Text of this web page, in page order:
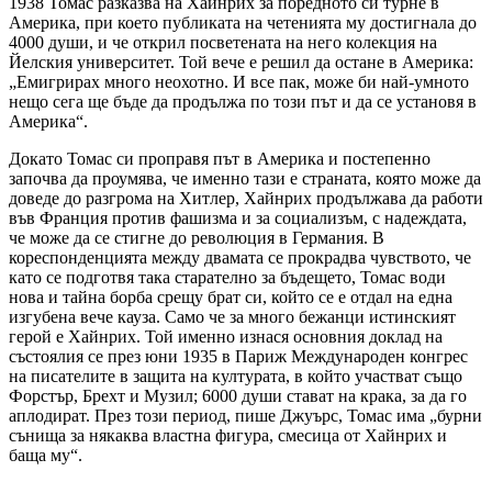
Америка, при което публиката на четенията му достигнала до
4000 души, и че открил посветената на него колекция на
Йелския университет. Той вече е решил да остане в Америка:
„Емигрирах много неохотно. И все пак, може би най-умното
нещо сега ще бъде да продължа по този път и да се установя в
Америка“.
Докато Томас си проправя път в Америка и постепенно
започва да проумява, че именно тази е страната, която може да
доведе до разгрома на Хитлер, Хайнрих продължава да работи
във Франция против фашизма и за социализъм, с надеждата,
че може да се стигне до революция в Германия. В
кореспонденцията между двамата се прокрадва чувството, че
като се подготвя така старателно за бъдещето, Томас води
нова и тайна борба срещу брат си, който се е отдал на една
изгубена вече кауза. Само че за много бежанци истинският
герой е Хайнрих. Той именно изнася основния доклад на
състоялия се през юни 1935 в Париж Международен конгрес
на писателите в защита на културата, в който участват също
Форстър, Брехт и Музил; 6000 души стават на крака, за да го
аплодират. През този период, пише Джуърс, Томас има „бурни
сънища за някаква властна фигура, смесица от Хайнрих и
баща му“.